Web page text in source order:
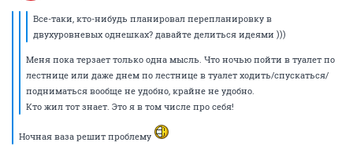
Все-таки, кто-нибудь планировал перепланировку в
двухуровневых однешках? давайте делиться идеями )))
Меня пока терзает только одна мысль. Что ночью пойти в туалет по
лестнице или даже днем по лестнице в туалет ходить/спускаться/
подниматься вообще не удобно, крайне не удобно.
Кто жил тот знает. Это я в том числе про себя!
Ночная ваза решит проблему